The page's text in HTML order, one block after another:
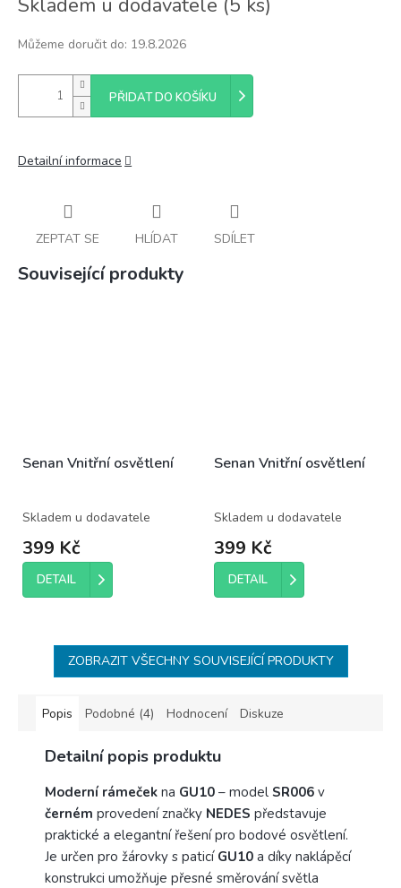
cena:
Skladem u dodavatele (5 ks)
Můžeme doručit do: 19.8.2026
PŘIDAT DO KOŠÍKU
Detailní informace
ZEPTAT SE HLÍDAT SDÍLET
Související produkty
Senan Vnitřní osvětlení
Skladem u dodavatele
399 Kč
DETAIL
Senan Vnitřní osvětlení
Skladem u dodavatele
399 Kč
DETAIL
ZOBRAZIT VŠECHNY SOUVISEJÍCÍ PRODUKTY
Popis Podobné (4) Hodnocení Diskuze
Detailní popis produktu
Moderní rámeček na GU10 – model SR006 v
černém provedení značky NEDES představuje
praktické a elegantní řešení pro bodové osvětlení.
Je určen pro žárovky s paticí GU10 a díky naklápěcí
konstrukci umožňuje přesné směrování světla